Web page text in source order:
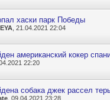
хаски парк Победы
, 21.04.2021 22:04
американский кокер
22:20
собака джек рассел
, 09.04.2021 23:28